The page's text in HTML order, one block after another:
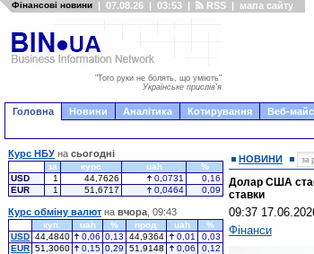
Фінансові новини | 07.08.26 | 03:53 | RSS | мапа сайту
"Того руки не болять, що уміють"
Українське прислів'я
Головна Новини Аналітика Котирування Веб-
НОВИНИ
Долар США
ставки
09:37
Фінанси
Курс НБУ на сьогодні
за курс uah
%
USD
1 44,7626 0,0731
0,16
EUR
1 51,6717 0,0464 0,09
Курс обміну валют на вчора , 09:43
куп. uah % прод. uah
%
USD 44,4840 0,06 0,13 44,9364 0,01
0,03
EUR 51,3060 0,15 0,29 51,9148 0,06 0,12